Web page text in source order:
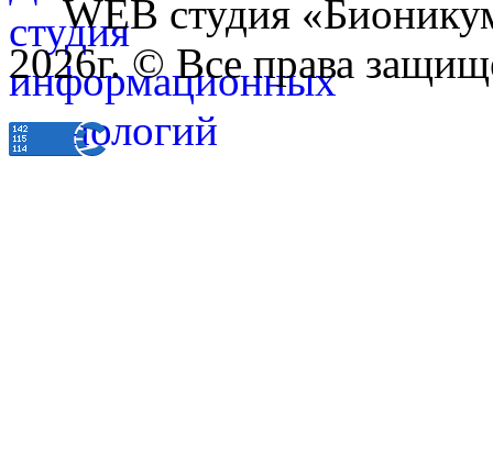
WEB студия
2026г. © Все права